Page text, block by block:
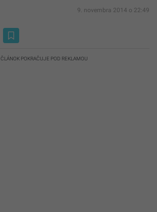
9. novembra 2014 o 22:49
ČLÁNOK POKRAČUJE POD REKLAMOU